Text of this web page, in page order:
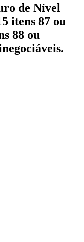
de Nível
itens 87 ou
88 ou